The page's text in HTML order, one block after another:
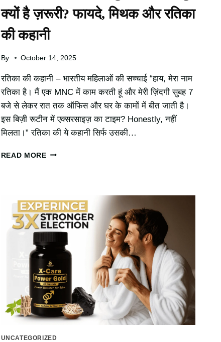
क्यों है ज़रूरी? फायदे, मिथक और रतिका
की कहानी
By October 14, 2025
रतिका की कहानी – भारतीय महिलाओं की सच्चाई “हाय, मेरा नाम
रतिका है। मैं एक MNC में काम करती हूं और मेरी ज़िंदगी सुबह 7
बजे से लेकर रात तक ऑफिस और घर के कामों में बीत जाती है।
इस बिज़ी रूटीन में एक्सरसाइज़ का टाइम? Honestly, नहीं
मिलता।” रतिका की ये कहानी सिर्फ उसकी…
READ MOREमहिलाओं
क्यों
है
ज़रूरी?
मिथक
रतिका
की
कहानी
UNCATEGORIZED